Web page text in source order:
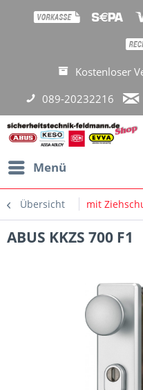
Kostenloser
089-20232216
Menü
Übersicht mit
ABUS KKZS 700 F1